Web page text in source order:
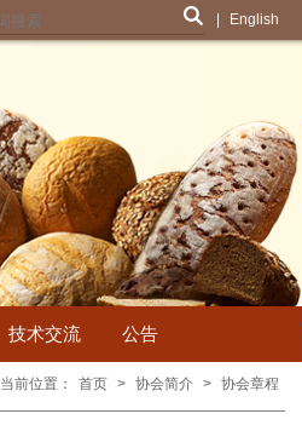
English
技术交流 公告
当前位置： 首页 > 协会简介 > 协会章程